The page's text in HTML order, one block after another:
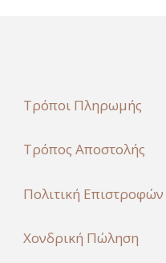
Τρόποι Πληρωμής
Τρόπος Αποστολής
Πολιτική Επιστροφών
Χονδρική Πώληση